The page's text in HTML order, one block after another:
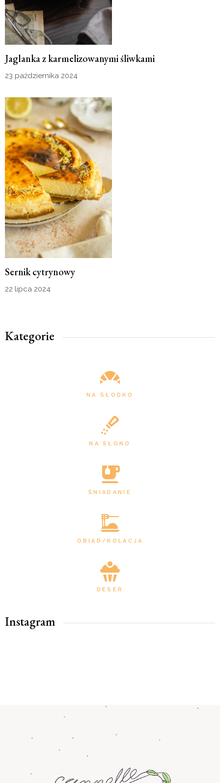
Jaglanka z karmelizowanymi śliwkami
23 października 2024
Sernik cytrynowy
22 lipca 2024
Kategorie
NA SŁODKO
NA SŁONO
ŚNIADANIE
OBIAD/KOLACJA
DESER
Instagram